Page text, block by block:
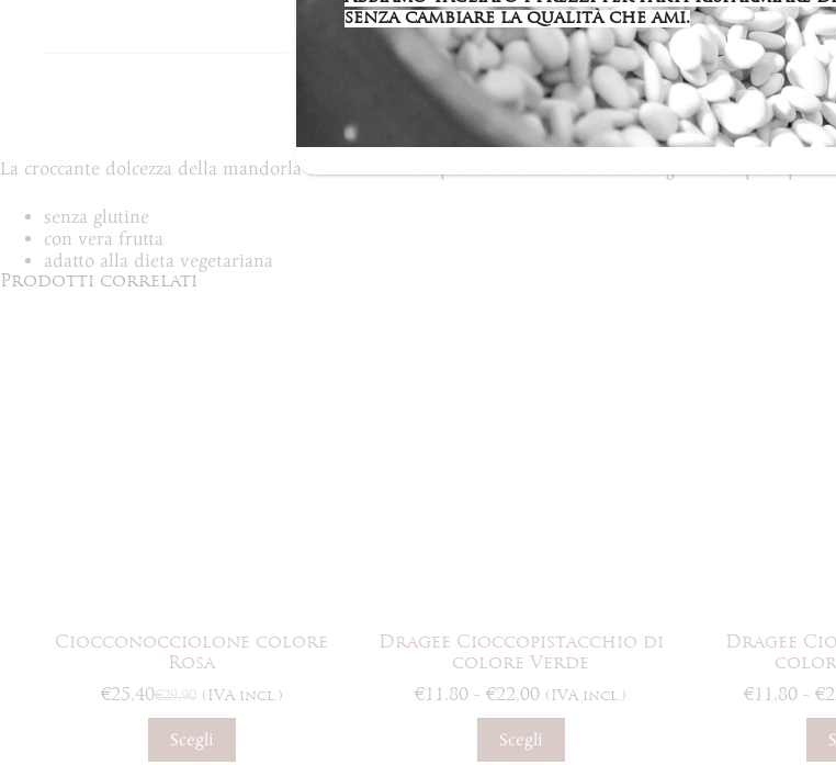
Descrizione Informazioni aggiuntive
La croccante dolcezza della mandorla è esaltata dall’asprezza del limone in un dragée dal sapore
senza glutine
con vera frutta
adatto alla dieta vegetariana
Prodotti correlati
Ciocconocciolone colore
Rosa
€29,90
Il
originale
€25,40Il
attuale
(IVA incl.)
Scegli
Questo
prodotto
Dragee Cioccopistacchio di
colore Verde
€11,80 - €22,00Fascia
di
prezzo:
(IVA incl.)
Scegli
Questo
prodotto
Dragee
€11,80 - €
senza cambiare la qualità che ami.